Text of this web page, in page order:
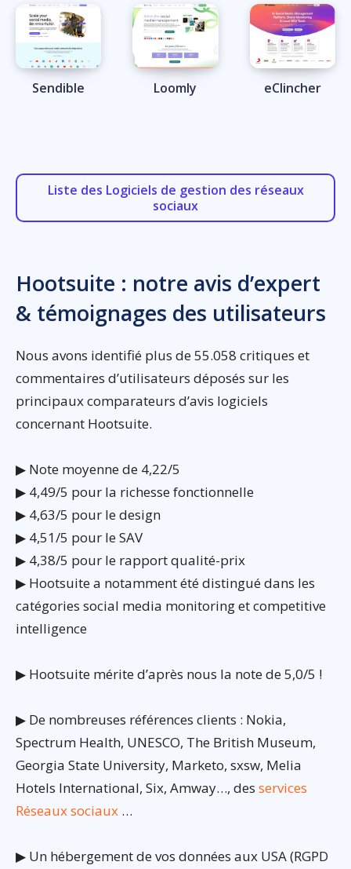
Sendible Loomly eClincher
Liste des Logiciels de gestion des réseaux
sociaux
Hootsuite : notre avis d’expert
& témoignages des utilisateurs
Nous avons identifié plus de 55.058 critiques et
commentaires d’utilisateurs déposés sur les
principaux comparateurs d’avis logiciels
concernant Hootsuite.
▶ Note moyenne de 4,22/5
▶ 4,49/5 pour la richesse fonctionnelle
▶ 4,63/5 pour le design
▶ 4,51/5 pour le SAV
▶ 4,38/5 pour le rapport qualité-prix
▶ Hootsuite a notamment été distingué dans les
catégories social media monitoring et competitive
intelligence
▶ Hootsuite mérite d’après nous la note de 5,0/5 !
▶ De nombreuses références clients : Nokia,
Spectrum Health, UNESCO, The British Museum,
Georgia State University, Marketo, sxsw, Melia
Hotels International, Six, Amway…, des services
Réseaux sociaux …
▶ Un hébergement de vos données aux USA (RGPD